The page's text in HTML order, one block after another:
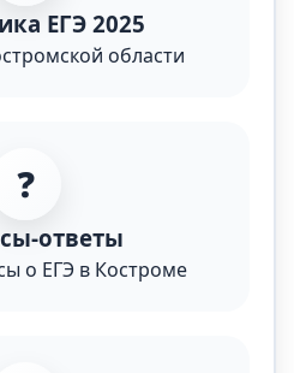
ЕГЭ 2025
области
❓
ответы
о ЕГЭ в Костроме